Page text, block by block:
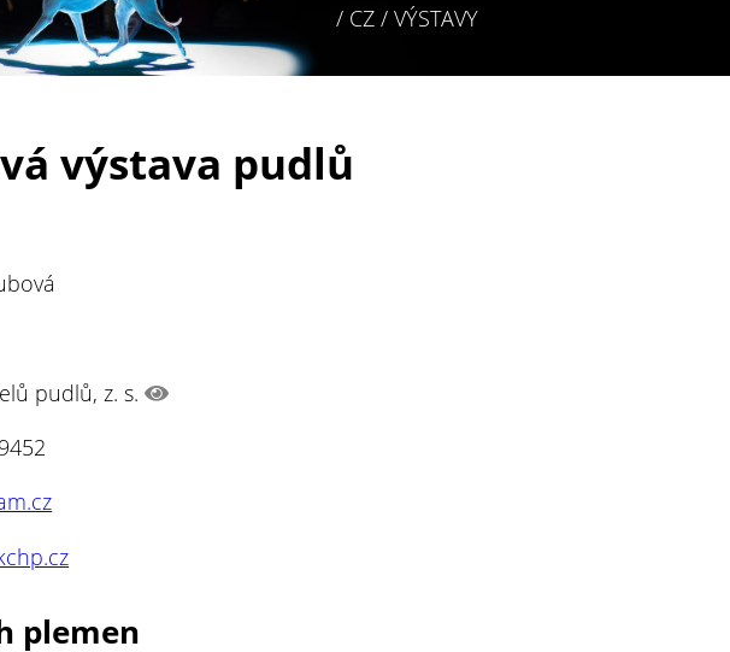
/ CZ / VÝSTAVY
výstava pudlů
pudlů, z. s.
plemen